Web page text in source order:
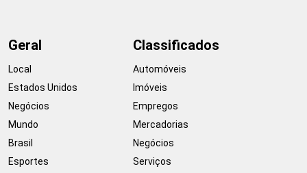
Geral
Local
Estados Unidos
Negócios
Mundo
Brasil
Esportes
Classificados
Automóveis
Imóveis
Empregos
Mercadorias
Negócios
Serviços